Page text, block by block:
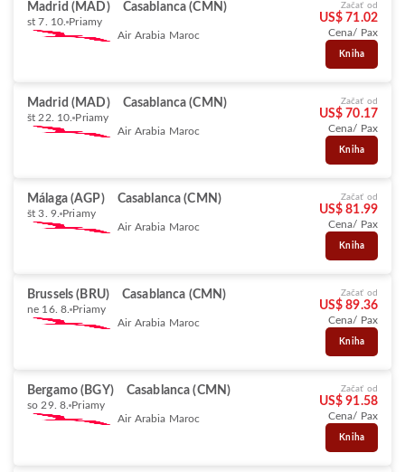
Madrid (MAD) Casablanca (CMN)
st 7. 10. Priamy
Air Arabia Maroc
Začať od
US$ 71.02
Cena/ Pax
Kniha
Madrid (MAD) Casablanca (CMN)
št 22. 10. Priamy
Air Arabia Maroc
Začať od
US$ 70.17
Cena/ Pax
Kniha
Málaga (AGP) Casablanca (CMN)
št 3. 9. Priamy
Air Arabia Maroc
Začať od
US$ 81.99
Cena/ Pax
Kniha
Brussels (BRU) Casablanca (CMN)
ne 16. 8. Priamy
Air Arabia Maroc
Začať od
US$ 89.36
Cena/ Pax
Kniha
Bergamo (BGY) Casablanca (CMN)
so 29. 8. Priamy
Air Arabia Maroc
Začať od
US$ 91.58
Cena/ Pax
Kniha